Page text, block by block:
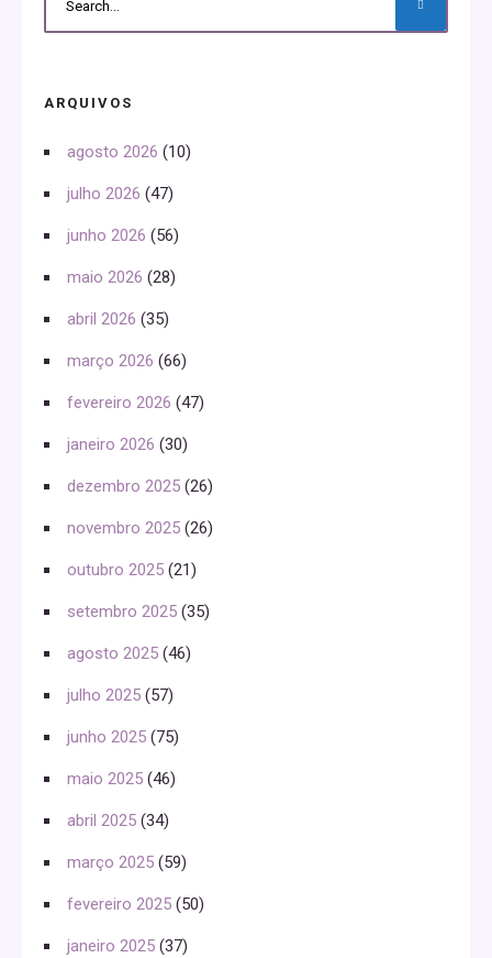
ARQUIVOS
agosto 2026 (10)
julho 2026 (47)
junho 2026 (56)
maio 2026 (28)
abril 2026 (35)
março 2026 (66)
fevereiro 2026 (47)
janeiro 2026 (30)
dezembro 2025 (26)
novembro 2025 (26)
outubro 2025 (21)
setembro 2025 (35)
agosto 2025 (46)
julho 2025 (57)
junho 2025 (75)
maio 2025 (46)
abril 2025 (34)
março 2025 (59)
fevereiro 2025 (50)
janeiro 2025 (37)